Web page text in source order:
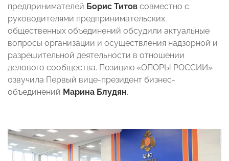
предпринимателей Борис Титов совместно с
руководителями предпринимательских
общественных объединений обсудили актуальные
вопросы организации и осуществления надзорной и
разрешительной деятельности в отношении
делового сообщества. Позицию «ОПОРЫ РОССИИ»
озвучила Первый вице-президент бизнес-
объединений Марина Блудян.